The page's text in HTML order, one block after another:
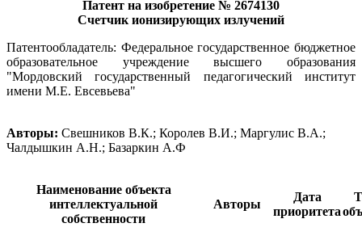
Патент на изобретение № 2674130
Счетчик ионизирующих излучений
Патентообладатель: Федеральное государственное бюджетное
образовательное учреждение высшего образования
"Мордовский государственный педагогический институт
имени М.Е. Евсевьева"
Авторы: Свешников В.К.; Королев В.И.; Маргулис В.А.;
Чалдышкин А.Н.; Базаркин А.Ф
Наименование объекта
интеллектуальной
собственности
Авторы
Дата
приоритета